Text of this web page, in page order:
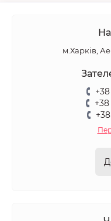
м.Харків,